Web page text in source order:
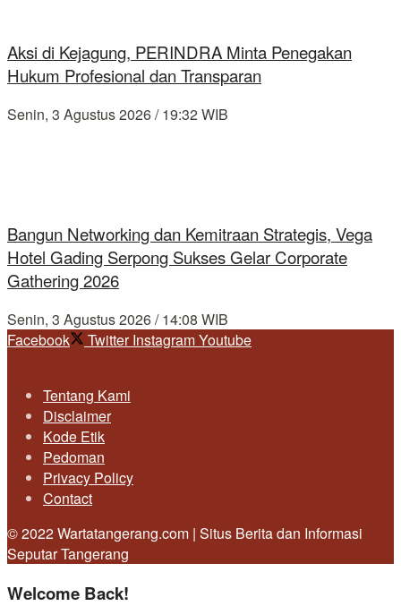
Aksi di Kejagung, PERINDRA Minta Penegakan
Hukum Profesional dan Transparan
Senin, 3 Agustus 2026 / 19:32 WIB
Bangun Networking dan Kemitraan Strategis, Vega
Hotel Gading Serpong Sukses Gelar Corporate
Gathering 2026
Senin, 3 Agustus 2026 / 14:08 WIB
Facebook
Twitter InstagramYoutube
Tentang Kami
Disclaimer
Kode Etik
Pedoman
Privacy Policy
Contact
© 2022 Wartatangerang.com | Situs Berita dan Informasi
Seputar Tangerang
Welcome Back!